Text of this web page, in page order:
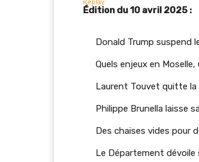
Édition du 10 avril 2025 :
Donald Trump suspend
Quels enjeux en
Laurent Touvet quitte la
Philippe Brunella laisse
Des chaises vides pour
Le Département dévoile